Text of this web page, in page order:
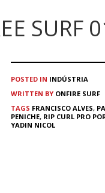
SURF
POSTED IN INDÚSTRIA
WRITTEN BY ONFIRE SURF
TAGS FRANCISCO ALVES,
PENICHE, RIP CURL PRO
YADIN NICOL